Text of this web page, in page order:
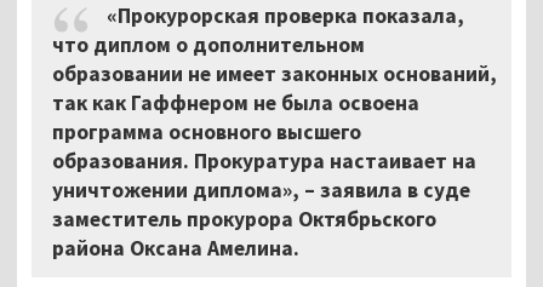
«Прокурорская проверка показала,
что диплом о дополнительном
образовании не имеет законных оснований,
так как Гаффнером не была освоена
программа основного высшего
образования. Прокуратура настаивает на
уничтожении диплома», – заявила в суде
заместитель прокурора Октябрьского
района Оксана Амелина.